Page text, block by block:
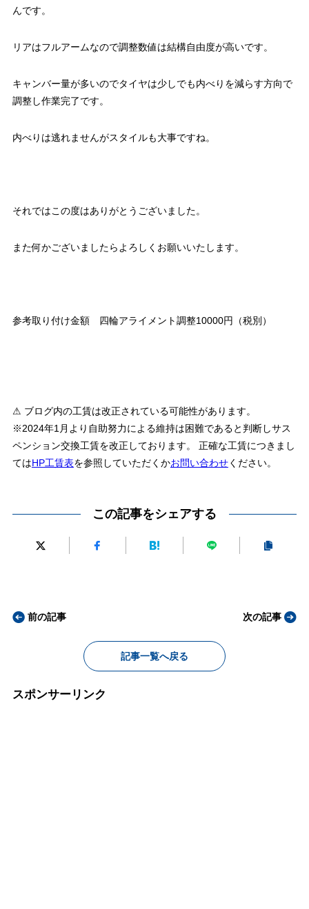
んです。
リアはフルアームなので調整数値は結構自由度が高いです。
キャンバー量が多いのでタイヤは少しでも内べりを減らす方向で
調整し作業完了です。
内べりは逃れませんがスタイルも大事ですね。
それではこの度はありがとうございました。
また何かございましたらよろしくお願いいたします。
参考取り付け金額 四輪アライメント調整10000円（税別）
⚠ ブログ内の工賃は改正されている可能性があります。
※2024年1月より自助努力による維持は困難であると判断しサス
ペンション交換工賃を改正しております。 正確な工賃につきまし
てはHP工賃表を参照していただくかお問い合わせください。
この記事をシェアする
前の記事
記事一覧へ戻る
次の記事
スポンサーリンク